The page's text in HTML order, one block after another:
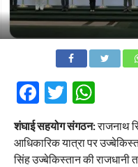
Facebook
Twitter
शंघाई सहयोग संगठन:राजनाथ
आधिकारिक यात्रा पर
सिंह उज्बेकिस्तान की राजधानी